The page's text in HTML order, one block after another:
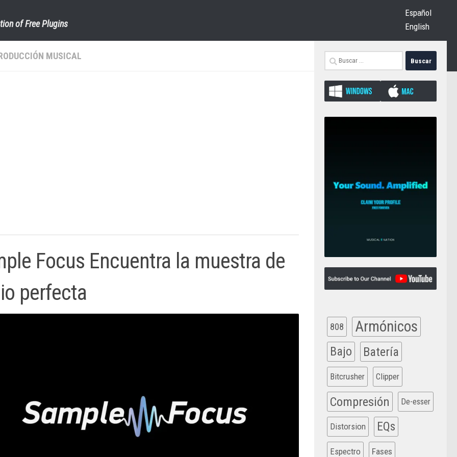
of Free Plugins
Español
English
MUSICAL
Focus Encuentra la muestra de
perfecta
Buscar:
808 Armónicos
Bajo Batería
Bitcrusher Clipper
Compresión De-esser
Distorsion EQs
Espectro Fases